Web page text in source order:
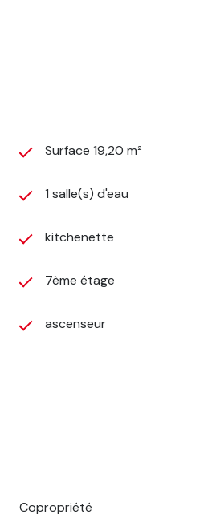
Surface 19,20 m²
1 salle(s) d'eau
kitchenette
7ème étage
ascenseur
Copropriété